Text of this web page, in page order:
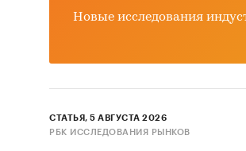
Новые исследования
СТАТЬЯ, 5 АВГУСТА 2026
РБК ИССЛЕДОВАНИЯ РЫНКОВ